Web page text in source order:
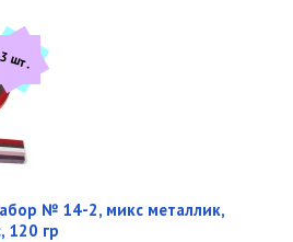
3 шт.
№ 14-2, микс металлик,
120 гр